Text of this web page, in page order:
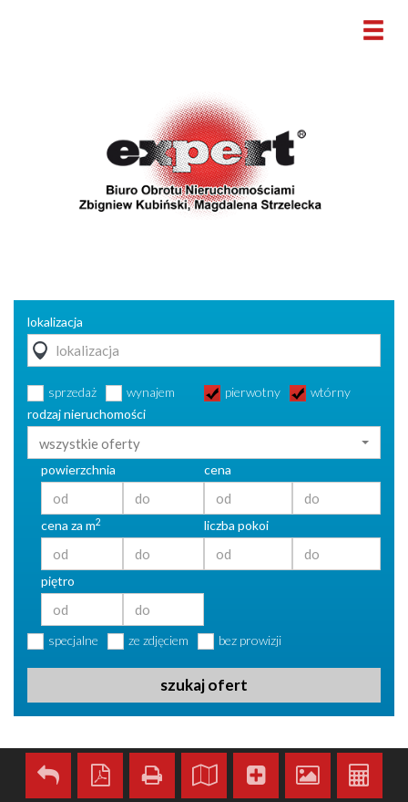
lokalizacja
sprzedaż wynajem pierwotny
wtórny
rodzaj nieruchomości
wszystkie oferty
powierzchnia cena
cena za m2 liczba pokoi
piętro
specjalne ze zdjęciem bez prowizji
szukaj ofert